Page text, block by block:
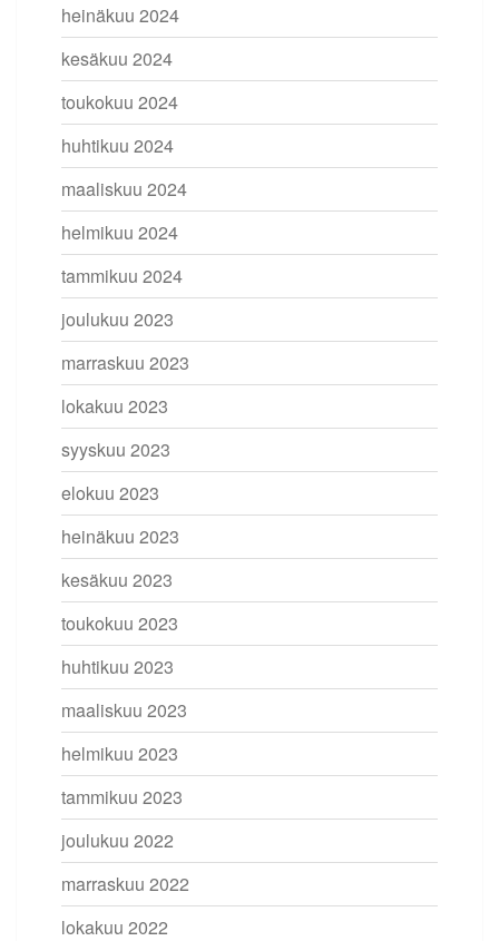
heinäkuu 2024
kesäkuu 2024
toukokuu 2024
huhtikuu 2024
maaliskuu 2024
helmikuu 2024
tammikuu 2024
joulukuu 2023
marraskuu 2023
lokakuu 2023
syyskuu 2023
elokuu 2023
heinäkuu 2023
kesäkuu 2023
toukokuu 2023
huhtikuu 2023
maaliskuu 2023
helmikuu 2023
tammikuu 2023
joulukuu 2022
marraskuu 2022
lokakuu 2022